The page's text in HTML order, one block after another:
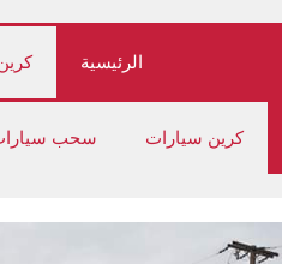
الرئيسية
كرين سيارات سحب